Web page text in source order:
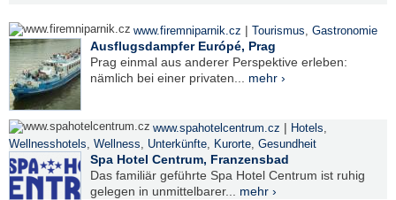
www.firemniparnik.cz | Tourismus, Gastronomie
Ausflugsdampfer Európé, Prag
Prag einmal aus anderer Perspektive erleben:
nämlich bei einer privaten... mehr ›
www.spahotelcentrum.cz | Hotels,
Wellnesshotels, Wellness, Unterkünfte, Kurorte, Gesundheit
Spa Hotel Centrum, Franzensbad
Das familiär geführte Spa Hotel Centrum ist ruhig
gelegen in unmittelbarer... mehr ›